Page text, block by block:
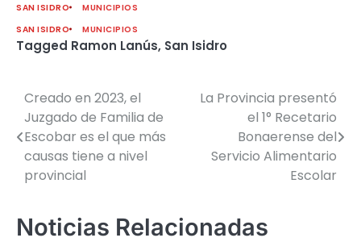
SAN ISIDRO
MUNICIPIOS
SAN ISIDRO
MUNICIPIOS
Tagged Ramon Lanús, San Isidro
Navegación
de
entradas
Creado en 2023, el
Juzgado de Familia de
Escobar es el que más
causas tiene a nivel
provincial
La Provincia presentó
el 1° Recetario
Bonaerense del
Servicio Alimentario
Escolar
Noticias Relacionadas